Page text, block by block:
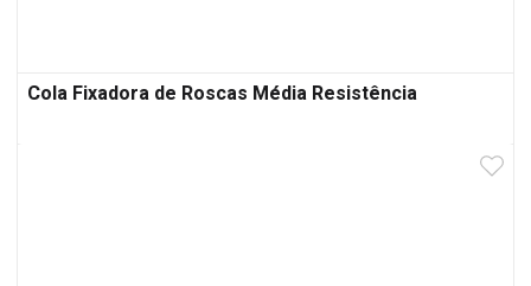
Cola Fixadora de Roscas Média Resistência